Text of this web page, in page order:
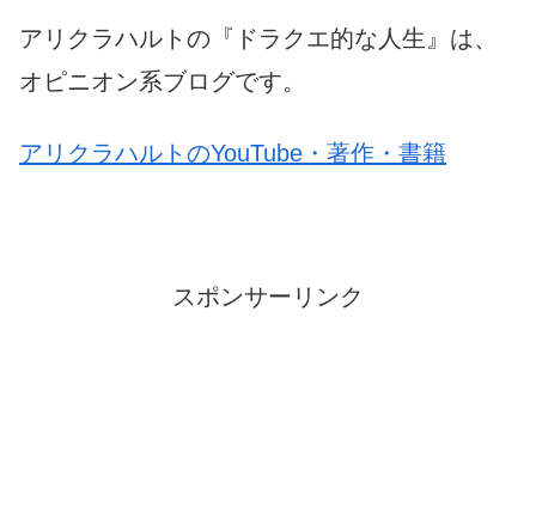
アリクラハルトの『ドラクエ的な人生』は、
オピニオン系ブログです。
アリクラハルトのYouTube・著作・書籍
スポンサーリンク